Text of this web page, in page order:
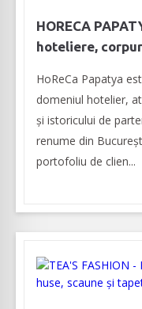
HORECA
hoteliere,
HoReCa Papatya
domeniul hotelier,
și istoricului de
renume din
portofoliu de clien...